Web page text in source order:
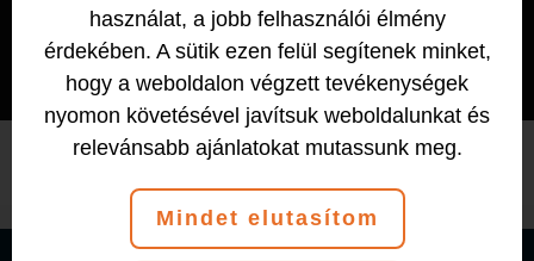
2018-10-26 by
használat, a jobb felhasználói élmény
érdekében. A sütik ezen felül segítenek minket,
hogy a weboldalon végzett tevékenységek
nyomon követésével javítsuk weboldalunkat és
relevánsabb ajánlatokat mutassunk meg.
Mindet elutasítom